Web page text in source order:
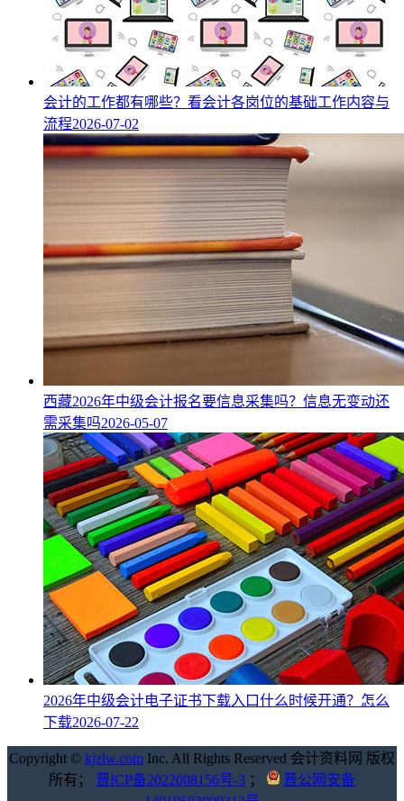
会计的工作都有哪些？看会计各岗位的基础工作内容与
流程2026-07-02
西藏2026年中级会计报名要信息采集吗？信息无变动还
需采集吗2026-05-07
2026年中级会计电子证书下载入口什么时候开通？怎么
下载2026-07-22
Copyright © kjzlw.com Inc. All Rights Reserved 会计资料网 版权
所有； 晋ICP备2022008156号-3 ；
晋公网安备